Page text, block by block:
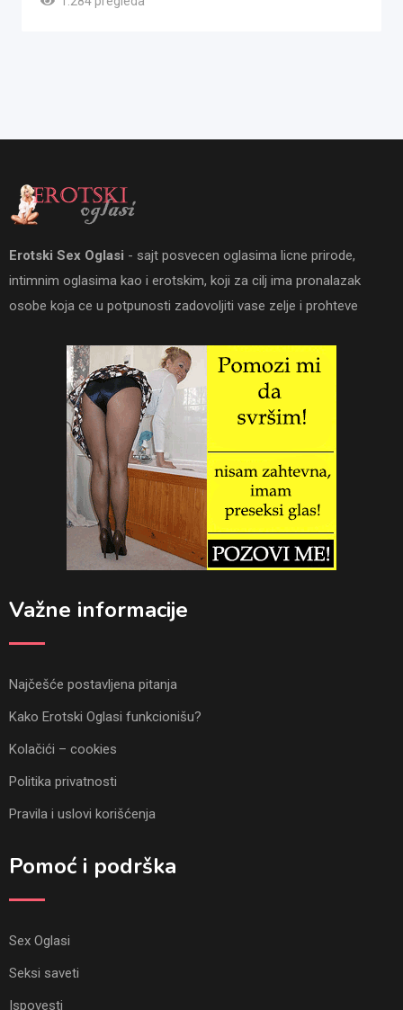
Erotski Sex Oglasi - sajt posvecen oglasima licne prirode,
intimnim oglasima kao i erotskim, koji za cilj ima pronalazak
osobe koja ce u potpunosti zadovoljiti vase zelje i prohteve
Važne informacije
Najčešće postavljena pitanja
Kako Erotski Oglasi funkcionišu?
Kolačići – cookies
Politika privatnosti
Pravila i uslovi korišćenja
Pomoć i podrška
Sex Oglasi
Seksi saveti
Ispovesti